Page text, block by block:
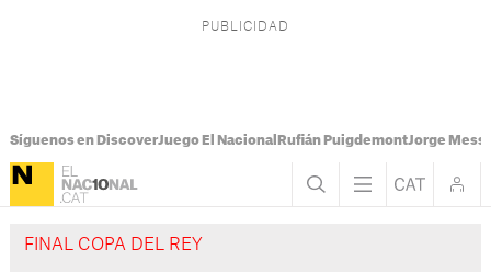
Síguenos en DiscoverJuego El Nacional Rufián PuigdemontJorge Messi
FINAL COPA DEL REY